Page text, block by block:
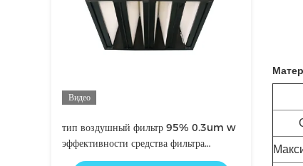
Видео
тип воздушный фильтр 95% 0.3um w
эффективности средства фильтра
компакта для системы HVAC